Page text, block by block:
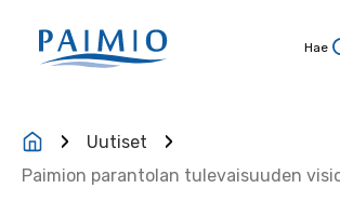
Hae
Uutiset
Paimion parantolan tulevaisuuden